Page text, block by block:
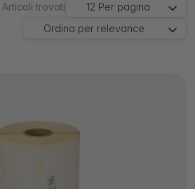
Articoli trovati 12 Per pagina
Ordina per relevance